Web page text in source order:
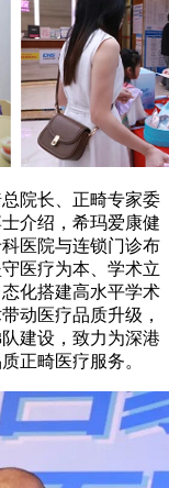
院长、正畸专家委
介绍，希玛爱康健
医院与连锁门诊布
医疗为本、学术立
化搭建高水平学术
动医疗品质升级，
建设，致力为深港
正畸医疗服务。